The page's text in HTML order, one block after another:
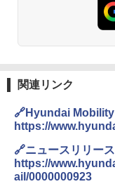
関連リンク
🔗Hyundai
https://
🔗ニュースリリース
https://
ail/0000000923